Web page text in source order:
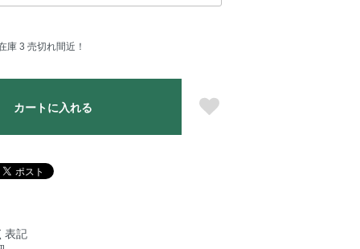
庫 3 売切れ間近！
カートに入れる
表記